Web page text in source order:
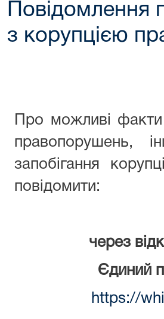
Повідомлення
з корупцією
Про можливі
правопорушень,
запобігання
повідомити:
через
Єдиний
https://